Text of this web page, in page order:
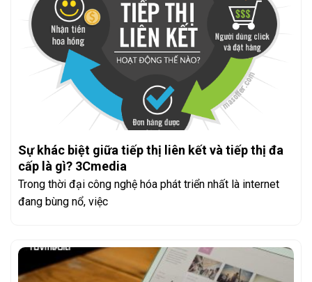
Sự khác biệt giữa tiếp thị liên kết và tiếp thị đa
cấp là gì? 3Cmedia
Trong thời đại công nghệ hóa phát triển nhất là internet
đang bùng nổ, việc